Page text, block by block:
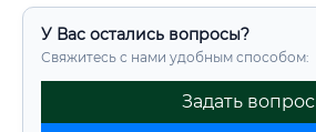
У Вас остались вопросы?
Свяжитесь с нами удобным способом:
Задать вопрос